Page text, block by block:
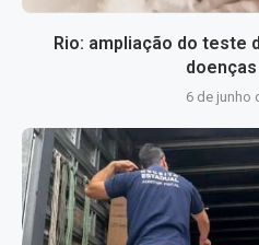
Rio: ampliação do teste
6 de junho